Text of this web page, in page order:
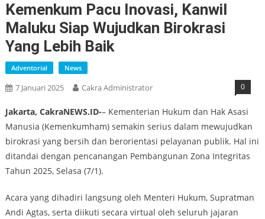
Kemenkum Pacu Inovasi, Kanwil
Maluku Siap Wujudkan Birokrasi
Yang Lebih Baik
Adventorial News
7 Januari 2025 Cakra Administrator 0
Jakarta, CakraNEWS.ID-– Kementerian Hukum dan Hak Asasi
Manusia (Kemenkumham) semakin serius dalam mewujudkan
birokrasi yang bersih dan berorientasi pelayanan publik. Hal ini
ditandai dengan pencanangan Pembangunan Zona Integritas
Tahun 2025, Selasa (7/1).
Acara yang dihadiri langsung oleh Menteri Hukum, Supratman
Andi Agtas, serta diikuti secara virtual oleh seluruh jajaran